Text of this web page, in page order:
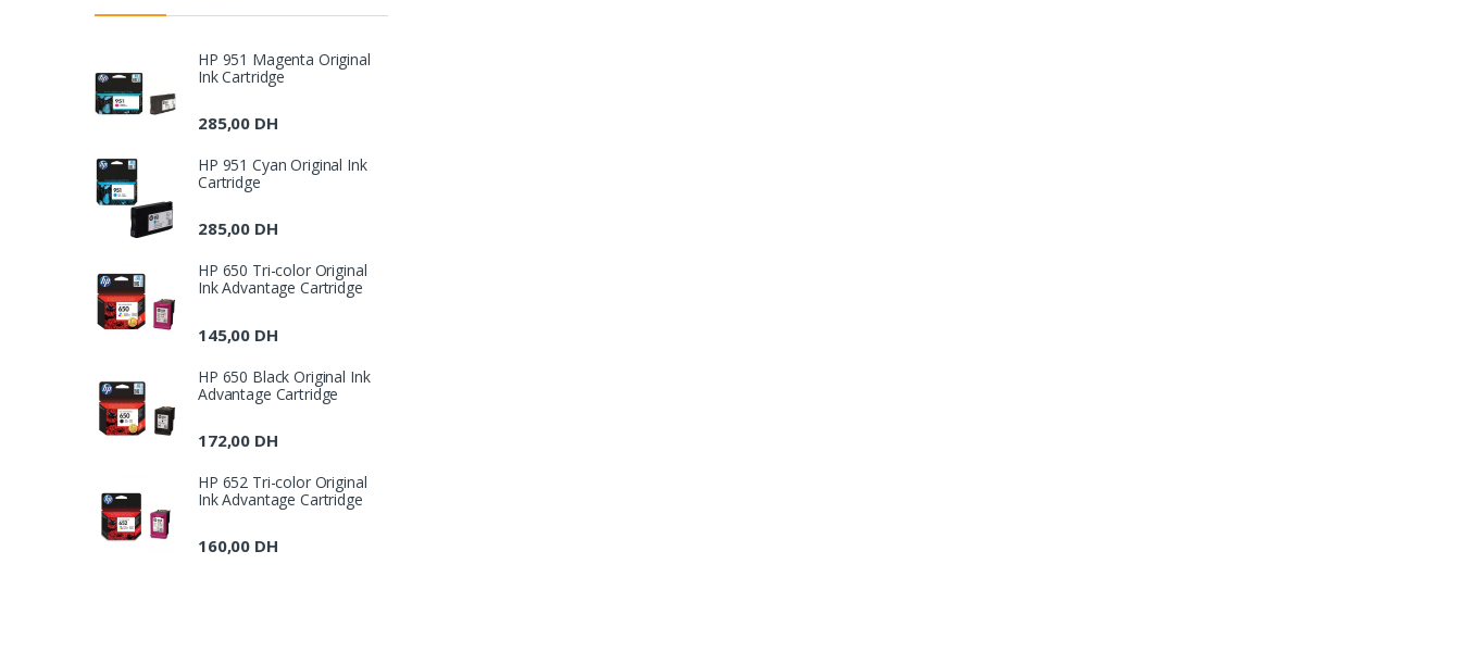
HP 951 Magenta Original
Ink Cartridge
285,00 DH
HP 951 Cyan Original Ink
Cartridge
285,00 DH
HP 650 Tri-color Original
Ink Advantage Cartridge
145,00 DH
HP 650 Black Original Ink
Advantage Cartridge
172,00 DH
HP 652 Tri-color Original
Ink Advantage Cartridge
160,00 DH